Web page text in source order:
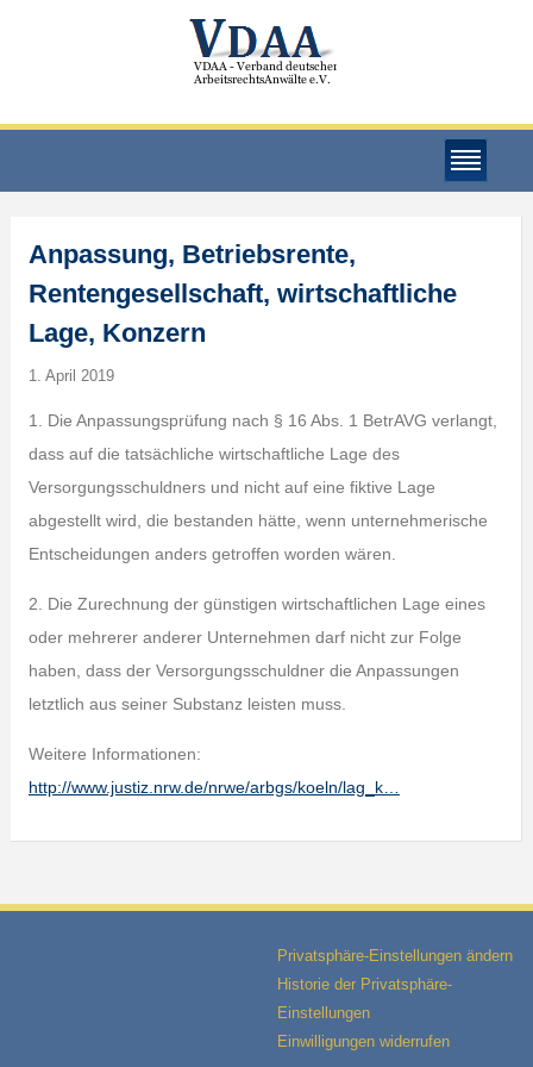
Anpassung, Betriebsrente,
Rentengesellschaft, wirtschaftliche
Lage, Konzern
1. April 2019
1. Die Anpassungsprüfung nach § 16 Abs. 1 BetrAVG verlangt,
dass auf die tatsächliche wirtschaftliche Lage des
Versorgungsschuldners und nicht auf eine fiktive Lage
abgestellt wird, die bestanden hätte, wenn unternehmerische
Entscheidungen anders getroffen worden wären.
2. Die Zurechnung der günstigen wirtschaftlichen Lage eines
oder mehrerer anderer Unternehmen darf nicht zur Folge
haben, dass der Versorgungsschuldner die Anpassungen
letztlich aus seiner Substanz leisten muss.
Weitere Informationen:
http://www.justiz.nrw.de/nrwe/arbgs/koeln/lag_k…
Privatsphäre-Einstellungen ändern
Historie der Privatsphäre-
Einstellungen
Einwilligungen widerrufen